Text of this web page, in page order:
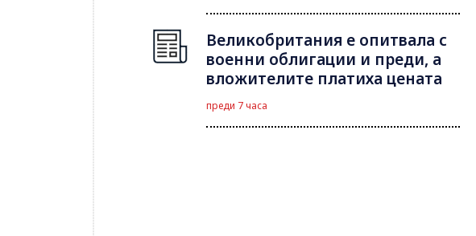
Великобритания е опитвала с
военни облигации и преди, а
вложителите платиха цената
преди 7 часа